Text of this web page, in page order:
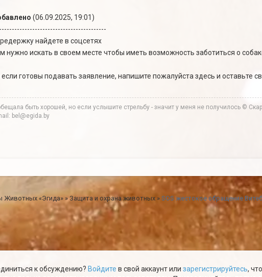
(06.09.2025, 19:01)
найдете в соцсетях
нужно искать в своем месте чтобы иметь возможность заботиться о
если готовы подавать заявление, напишите пожалуйста здесь и оставьте
быть хорошей, но если услышите стрельбу - значит у меня не получилось ©
bel@egida.by
Животных «Эгида» » Защита и охрана животных » SOS жестокое обращение
к обсуждению? Войдите в свой аккаунт или зарегистрируйтесь,